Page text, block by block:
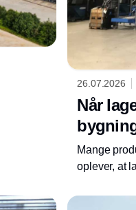
26.07.2026
Når
Mange
oplever, at